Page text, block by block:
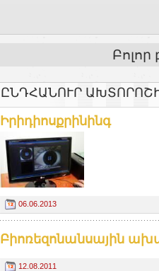
ԸՆԴՀԱՆՈՒՐ
Իրիդիոսքրինինգ
06.06.2013
Բիոռեզոնանսային
12.08.2011